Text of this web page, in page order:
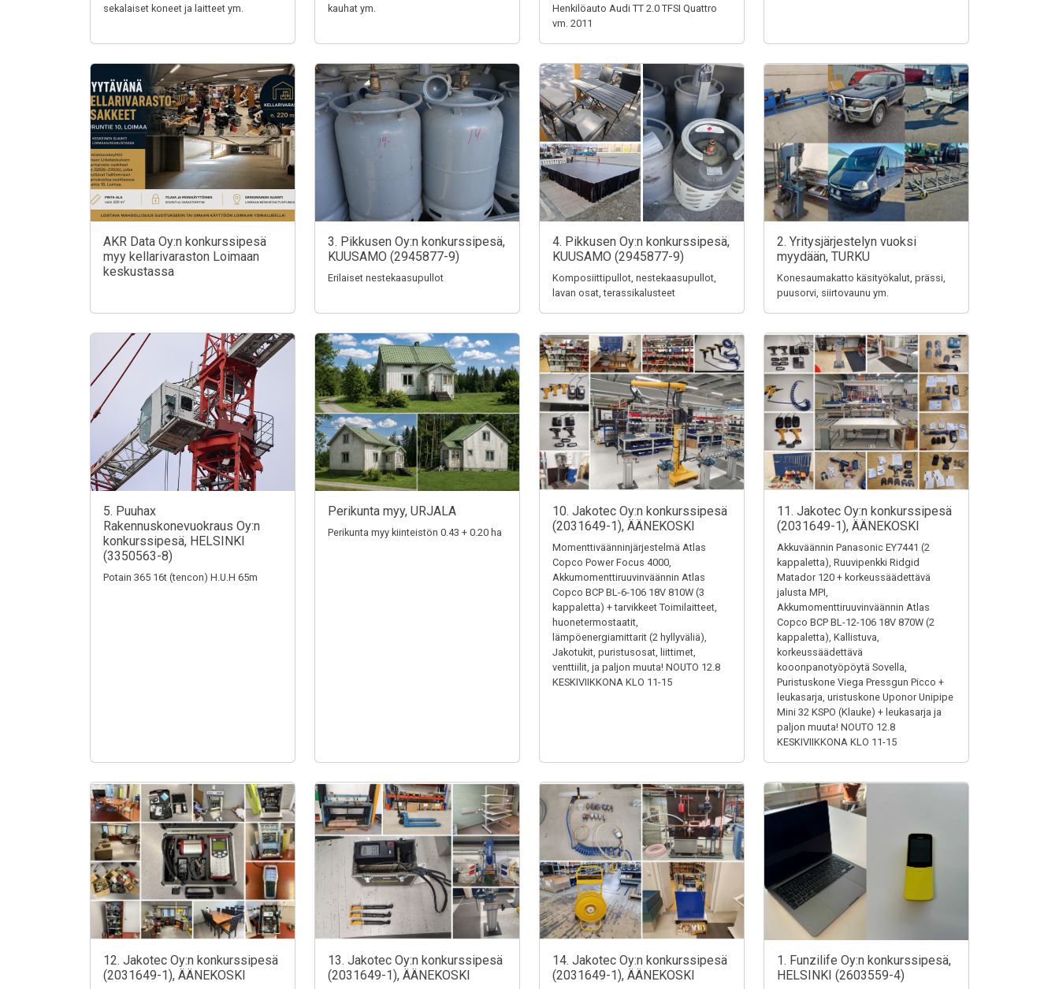
sekalaiset koneet ja laitteet ym.
kauhat ym.
Henkilöauto Audi TT 2.0 TFSI Quattro
vm. 2011
AKR Data Oy:n konkurssipesä
myy kellarivaraston Loimaan
keskustassa
3. Pikkusen Oy:n konkurssipesä,
KUUSAMO (2945877-9)
Erilaiset nestekaasupullot
4. Pikkusen Oy:n konkurssipesä,
KUUSAMO (2945877-9)
Komposiittipullot, nestekaasupullot,
lavan osat, terassikalusteet
2. Yritysjärjestelyn vuoksi
myydään, TURKU
Konesaumakatto käsityökalut, prässi,
puusorvi, siirtovaunu ym.
5. Puuhax
Rakennuskonevuokraus Oy:n
konkurssipesä, HELSINKI
(3350563-8)
Potain 365 16t (tencon) H.U.H 65m
Perikunta myy, URJALA
Perikunta myy kiinteistön 0.43 + 0.20 ha
10. Jakotec Oy:n konkurssipesä
(2031649-1), ÄÄNEKOSKI
Momenttiväänninjärjestelmä Atlas
Copco Power Focus 4000,
Akkumomenttiruuvinväännin Atlas
Copco BCP BL-6-106 18V 810W (3
kappaletta) + tarvikkeet Toimilaitteet,
huonetermostaatit,
lämpöenergiamittarit (2 hyllyväliä),
Jakotukit, puristusosat, liittimet,
venttiilit, ja paljon muuta! NOUTO 12.8
KESKIVIIKKONA KLO 11-15
11. Jakotec Oy:n konkurssipesä
(2031649-1), ÄÄNEKOSKI
Akkuväännin Panasonic EY7441 (2
kappaletta), Ruuvipenkki Ridgid
Matador 120 + korkeussäädettävä
jalusta MPI,
Akkumomenttiruuvinväännin Atlas
Copco BCP BL-12-106 18V 870W (2
kappaletta), Kallistuva,
korkeussäädettävä
kooonpanotyöpöytä Sovella,
Puristuskone Viega Pressgun Picco +
leukasarja, uristuskone Uponor Unipipe
Mini 32 KSPO (Klauke) + leukasarja ja
paljon muuta! NOUTO 12.8
KESKIVIIKKONA KLO 11-15
12. Jakotec Oy:n konkurssipesä
(2031649-1), ÄÄNEKOSKI
13. Jakotec Oy:n konkurssipesä
(2031649-1), ÄÄNEKOSKI
14. Jakotec Oy:n konkurssipesä
(2031649-1), ÄÄNEKOSKI
1. Funzilife Oy:n konkurssipesä,
HELSINKI (2603559-4)